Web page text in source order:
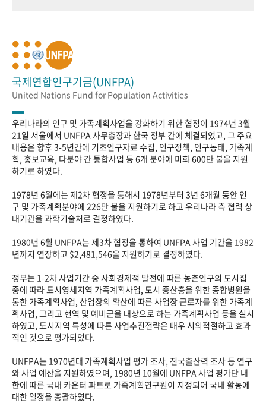
국제연합인구기금(UNFPA)
United Nations Fund for Population Activities
우리나라의 인구 및 가족계획사업을 강화하기 위한 협정이 1974년 3월
21일 서울에서 UNFPA 사무총장과 한국 정부 간에 체결되었고, 그 주요
내용은 향후 3-5년간에 기초인구자료 수집, 인구정책, 인구동태, 가족계
획, 홍보교육, 다분야 간 통합사업 등 6개 분야에 미화 600만 불을 지원
하기로 하였다.
1978년 6월에는 제2차 협정을 통해서 1978년부터 3년 6개월 동안 인
구 및 가족계획분야에 226만 불을 지원하기로 하고 우리나라 측 협력 상
대기관을 과학기술처로 결정하였다.
1980년 6월 UNFPA는 제3차 협정을 통하여 UNFPA 사업 기간을 1982
년까지 연장하고 $2,481,546을 지원하기로 결정하였다.
정부는 1-2차 사업기간 중 사회경제적 발전에 따른 농촌인구의 도시집
중에 따라 도시영세지역 가족계획사업, 도시 중산층을 위한 종합병원을
통한 가족계획사업, 산업장의 확산에 따른 사업장 근로자를 위한 가족계
획사업, 그리고 현역 및 예비군을 대상으로 하는 가족계획사업 등을 실시
하였고, 도시지역 특성에 따른 사업추진전략은 매우 시의적절하고 효과
적인 것으로 평가되었다.
UNFPA는 1970년대 가족계획사업 평가 조사, 전국출산력 조사 등 연구
와 사업 예산을 지원하였으며, 1980년 10월에 UNFPA 사업 평가단 내
한에 따른 국내 카운터 파트로 가족계획연구원이 지정되어 국내 활동에
대한 일정을 총괄하였다.